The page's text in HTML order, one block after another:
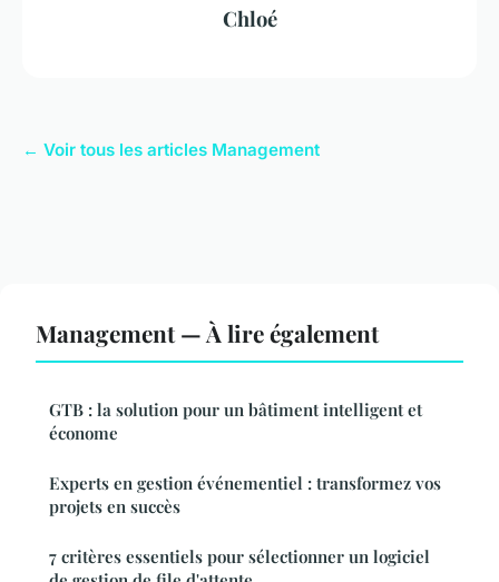
Chloé
← Voir tous les articles Management
Management — À lire également
GTB : la solution pour un bâtiment intelligent et
économe
Experts en gestion événementiel : transformez vos
projets en succès
7 critères essentiels pour sélectionner un logiciel